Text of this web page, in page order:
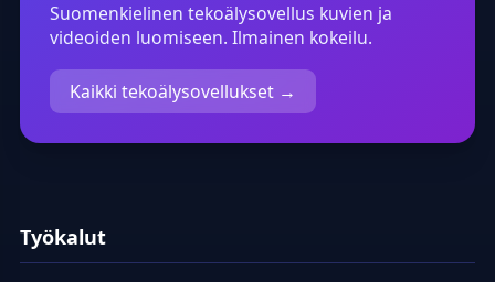
Suomenkielinen tekoälysovellus kuvien ja
videoiden luomiseen. Ilmainen kokeilu.
Kaikki tekoälysovellukset →
Työkalut